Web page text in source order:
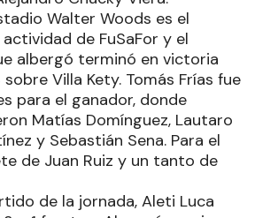
Walter Woods es el
de FuSaFor y el
albergó terminó en victoria
Villa Kety. Tomás Frías fue
para el ganador, donde
Matías Domínguez, Lautaro
y Sebastián Sena. Para el
de Juan Ruiz y un tanto de
de la jornada, Aleti Luca